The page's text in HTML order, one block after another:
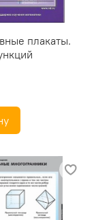
плакаты.